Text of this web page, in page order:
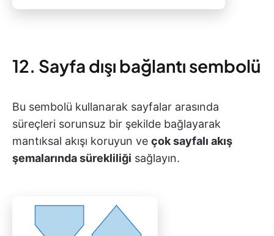
12. Sayfa dışı bağlantı sembolü
Bu sembolü kullanarak sayfalar arasında
süreçleri sorunsuz bir şekilde bağlayarak
mantıksal akışı koruyun ve çok sayfalı akış
şemalarında sürekliliği sağlayın.